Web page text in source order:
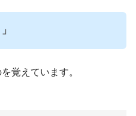
覚えています。